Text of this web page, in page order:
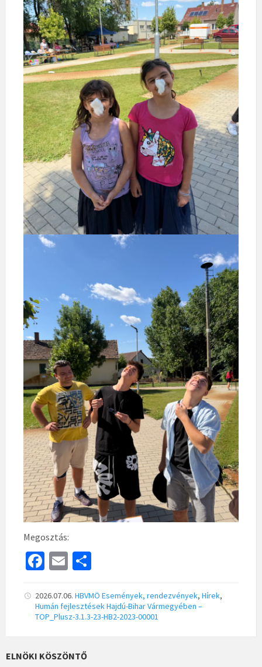
Megosztás:
Fa
b
o
o
k
E
ai
l
ar
e
2026.07.06. HBVMÖ Események, rendezvények, Hírek,
Humán fejlesztések Hajdú-Bihar Vármegyében –
TOP_Plusz-3.1.3-23-HB2-2023-00001
ELNÖKI KÖSZÖNTŐ